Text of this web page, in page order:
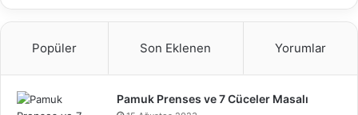
Popüler Son Eklenen Yorumlar
Pamuk Prenses ve 7 Cüceler Masalı